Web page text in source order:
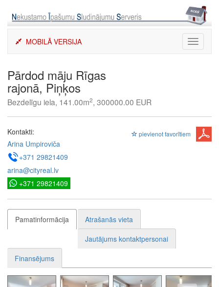
content
Toggle
MOBILĀ VERSIJA
Pārdod māju Rīgas
rajonā, Piņķos
Bezdelīgu iela, 141.00m2, 300000.00 EUR
pievienot favorītiem
Kontakti:
Arina Umpiroviča
+371 29821409
arina@cityreal.lv
+371 29821409
Pamatinformācija
Atrašanās vieta
Jautājums kontaktpersonai
Finansējums